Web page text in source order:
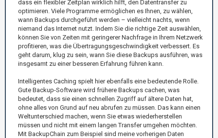
dass ein flexibler Zeitplan wirklich hilft, den Datentransfer zu
optimieren. Viele Programme ermöglichen es Ihnen, zu wählen,
wann Backups durchgeführt werden – vielleicht nachts, wenn
niemand das Internet nutzt. Indem Sie die richtige Zeit auswählen,
können Sie von Zeiten mit geringerer Nachfrage in Ihrem Netzwerk
profitieren, was die Übertragungsgeschwindigkeit verbessert. Es
geht darum, klug zu sein, wann Sie diese Backups ausführen, was
insgesamt zu einer besseren Erfahrung führen kann.
Intelligentes Caching spielt hier ebenfalls eine bedeutende Rolle.
Gute Backup-Software wird frühere Backups cachen, was
bedeutet, dass sie einen schnellen Zugriff auf ältere Daten hat,
ohne alles von Grund auf neu abrufen zu müssen. Das kann einen
Weltunterschied machen, wenn Sie etwas wiederherstellen
müssen und nicht mit einem langen Transfer umgehen möchten.
Mit BackupChain zum Beispiel sind meine vorherigen Daten